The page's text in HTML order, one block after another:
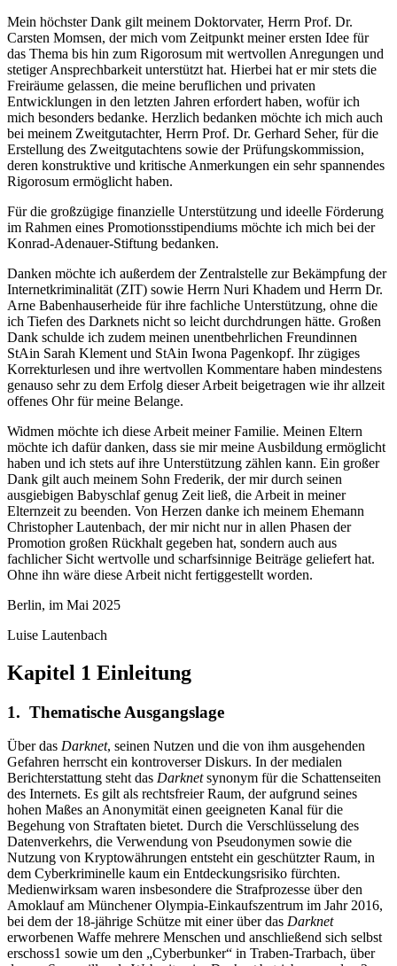
Mein höchster Dank gilt meinem Doktorvater, Herrn Prof. Dr.
Carsten Momsen, der mich vom Zeitpunkt meiner ersten Idee für
das Thema bis hin zum Rigorosum mit wertvollen Anregungen und
stetiger Ansprechbarkeit unterstützt hat. Hierbei hat er mir stets die
Freiräume gelassen, die meine beruflichen und privaten
Entwicklungen in den letzten Jahren erfordert haben, wofür ich
mich besonders bedanke. Herzlich bedanken möchte ich mich auch
bei meinem Zweitgutachter, Herrn Prof. Dr. Gerhard Seher, für die
Erstellung des Zweitgutachtens sowie der Prüfungskommission,
deren konstruktive und kritische Anmerkungen ein sehr spannendes
Rigorosum ermöglicht haben.
Für die großzügige finanzielle Unterstützung und ideelle Förderung
im Rahmen eines Promotionsstipendiums möchte ich mich bei der
Konrad-Adenauer-Stiftung bedanken.
Danken möchte ich außerdem der Zentralstelle zur Bekämpfung der
Internetkriminalität (ZIT) sowie Herrn Nuri Khadem und Herrn Dr.
Arne Babenhauserheide für ihre fachliche Unterstützung, ohne die
ich Tiefen des Darknets nicht so leicht durchdrungen hätte. Großen
Dank schulde ich zudem meinen unentbehrlichen Freundinnen
StAin Sarah Klement und StAin Iwona Pagenkopf. Ihr zügiges
Korrekturlesen und ihre wertvollen Kommentare haben mindestens
genauso sehr zu dem Erfolg dieser Arbeit beigetragen wie ihr allzeit
offenes Ohr für meine Belange.
Widmen möchte ich diese Arbeit meiner Familie. Meinen Eltern
möchte ich dafür danken, dass sie mir meine Ausbildung ermöglicht
haben und ich stets auf ihre Unterstützung zählen kann. Ein großer
Dank gilt auch meinem Sohn Frederik, der mir durch seinen
ausgiebigen Babyschlaf genug Zeit ließ, die Arbeit in meiner
Elternzeit zu beenden. Von Herzen danke ich meinem Ehemann
Christopher Lautenbach, der mir nicht nur in allen Phasen der
Promotion großen Rückhalt gegeben hat, sondern auch aus
fachlicher Sicht wertvolle und scharfsinnige Beiträge geliefert hat.
Ohne ihn wäre diese Arbeit nicht fertiggestellt worden.
Berlin, im Mai 2025
Luise Lautenbach
Kapitel 1 Einleitung
1. Thematische Ausgangslage
Über das Darknet, seinen Nutzen und die von ihm ausgehenden
Gefahren herrscht ein kontroverser Diskurs. In der medialen
Berichterstattung steht das Darknetsynonym für die Schattenseiten
des Internets. Es gilt als rechtsfreier Raum, der aufgrund seines
hohen Maßes an Anonymität einen geeigneten Kanal für die
Begehung von Straftaten bietet. Durch die Verschlüsselung des
Datenverkehrs, die Verwendung von Pseudonymen sowie die
Nutzung von Kryptowährungen entsteht ein geschützter Raum, in
dem Cyberkriminelle kaum ein Entdeckungsrisiko fürchten.
Medienwirksam waren insbesondere die Strafprozesse über den
Amoklauf am Münchener Olympia-Einkaufszentrum im Jahr 2016,
bei dem der 18-jährige Schütze mit einer über das Darknet
erworbenen Waffe mehrere Menschen und anschließend sich selbst
erschoss1 sowie um den „Cyberbunker“ in Traben-Trarbach, über